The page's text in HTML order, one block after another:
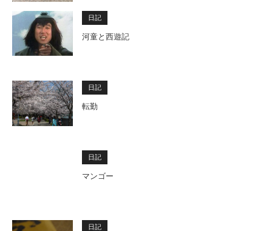
日記
河童と西遊記
日記
転勤
日記
マンゴー
日記